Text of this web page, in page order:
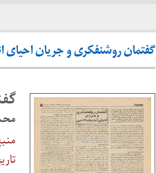
گفتمان روشنفکری و جریان احیای
تاریخ: ۲۴